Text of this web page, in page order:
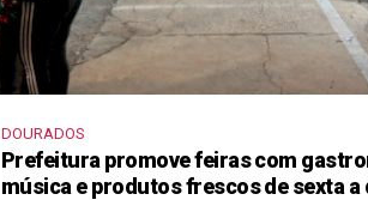
DOURADOS
Prefeitura promove feiras com
música e produtos frescos de sexta a